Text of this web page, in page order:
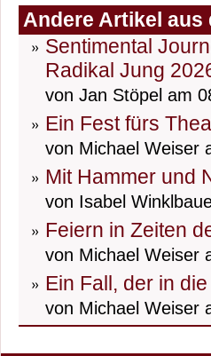
Andere Artikel aus
Sentimental
Radikal Jung
von Jan Stöpel am
Ein Fest fürs
von Michael Weiser
Mit Hammer und
von Isabel
Feiern in Zeiten
von Michael Weiser
Ein Fall, der in
von Michael Weiser